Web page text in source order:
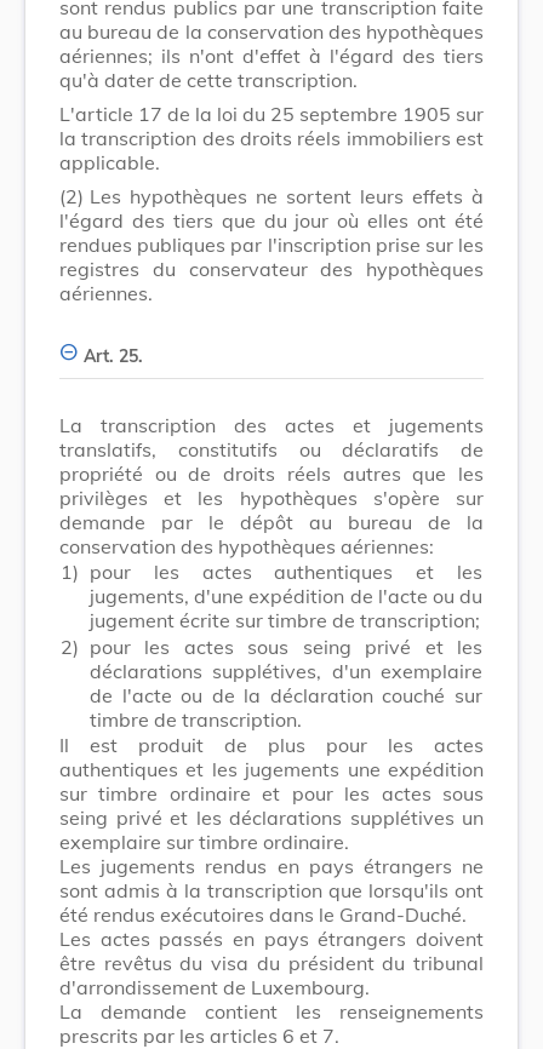
sont rendus publics par une transcription faite
au bureau de la conservation des hypothèques
aériennes; ils n'ont d'effet à l'égard des tiers
qu'à dater de cette transcription.
L'article 17 de la loi du 25 septembre 1905 sur
la transcription des droits réels immobiliers est
applicable.
(2) Les hypothèques ne sortent leurs effets à
l'égard des tiers que du jour où elles ont été
rendues publiques par l'inscription prise sur les
registres du conservateur des hypothèques
aériennes.
Art. 25.
La transcription des actes et jugements
translatifs, constitutifs ou déclaratifs de
propriété ou de droits réels autres que les
privilèges et les hypothèques s'opère sur
demande par le dépôt au bureau de la
conservation des hypothèques aériennes:
1) pour les actes authentiques et les
jugements, d'une expédition de l'acte ou du
jugement écrite sur timbre de transcription;
2) pour les actes sous seing privé et les
déclarations supplétives, d'un exemplaire
de l'acte ou de la déclaration couché sur
timbre de transcription.
Il est produit de plus pour les actes
authentiques et les jugements une expédition
sur timbre ordinaire et pour les actes sous
seing privé et les déclarations supplétives un
exemplaire sur timbre ordinaire.
Les jugements rendus en pays étrangers ne
sont admis à la transcription que lorsqu'ils ont
été rendus exécutoires dans le Grand-Duché.
Les actes passés en pays étrangers doivent
être revêtus du visa du président du tribunal
d'arrondissement de Luxembourg.
La demande contient les renseignements
prescrits par les articles 6 et 7.